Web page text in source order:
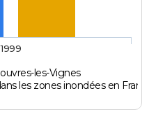
les-Vignes
les zones inondées en
1999